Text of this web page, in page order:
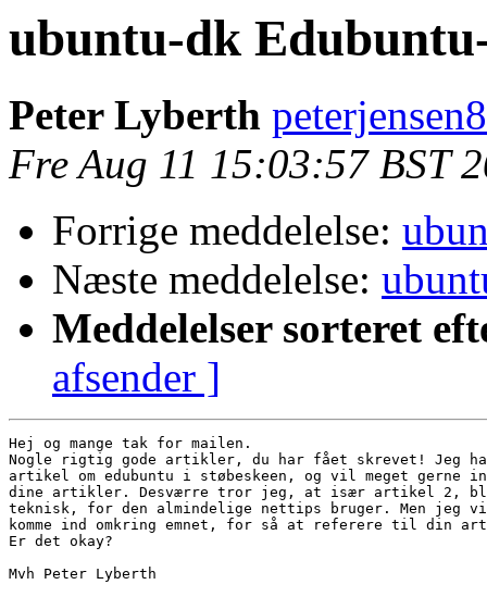
ubuntu-dk
Peter Lyberth
Fre Aug 11 15:03:57 BST
Forrige meddelelse:
Næste meddelelse:
Meddelelser sorteret
afsender ]
Hej og mange tak for mailen.
Nogle rigtig gode artikler, du har fået skrevet! Jeg
artikel om edubuntu i støbeskeen, og vil meget gerne
dine artikler. Desværre tror jeg, at især artikel 2,
teknisk, for den almindelige nettips bruger. Men jeg
komme ind omkring emnet, for så at referere til din
Er det okay?
Mvh Peter Lyberth